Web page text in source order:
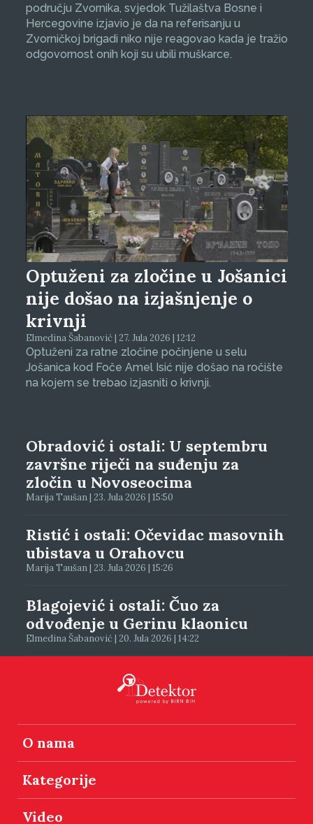
području Zvornika, svjedok Tužilaštva Bosne i
Hercegovine izjavio je da na referisanju u
Zvorničkoj brigadi niko nije reagovao kada je tražio
odgovornost onih koji su ubili muškarce.
Optuženi za zločine u Jošanici
nije došao na izjašnjenje o
krivnji
Elmedina Šabanović | 27. Jula 2026 | 12:12
Optuženi za ratne zločine počinjene u selu
Jošanica kod Foče Amel Isić nije došao na ročište
na kojem se trebao izjasniti o krivnji.
Obradović i ostali: U septembru
završne riječi na suđenju za
zločin u Novoseocima
Marija Taušan | 23. Jula 2026 | 15:50
Ristić i ostali: Očevidac masovnih
ubistava u Orahovcu
Marija Taušan | 23. Jula 2026 | 15:26
Blagojević i ostali: Čuo za
odvođenje u Gerinu klaonicu
Elmedina Šabanović | 20. Jula 2026 | 14:22
O nama
Kategorije
Video